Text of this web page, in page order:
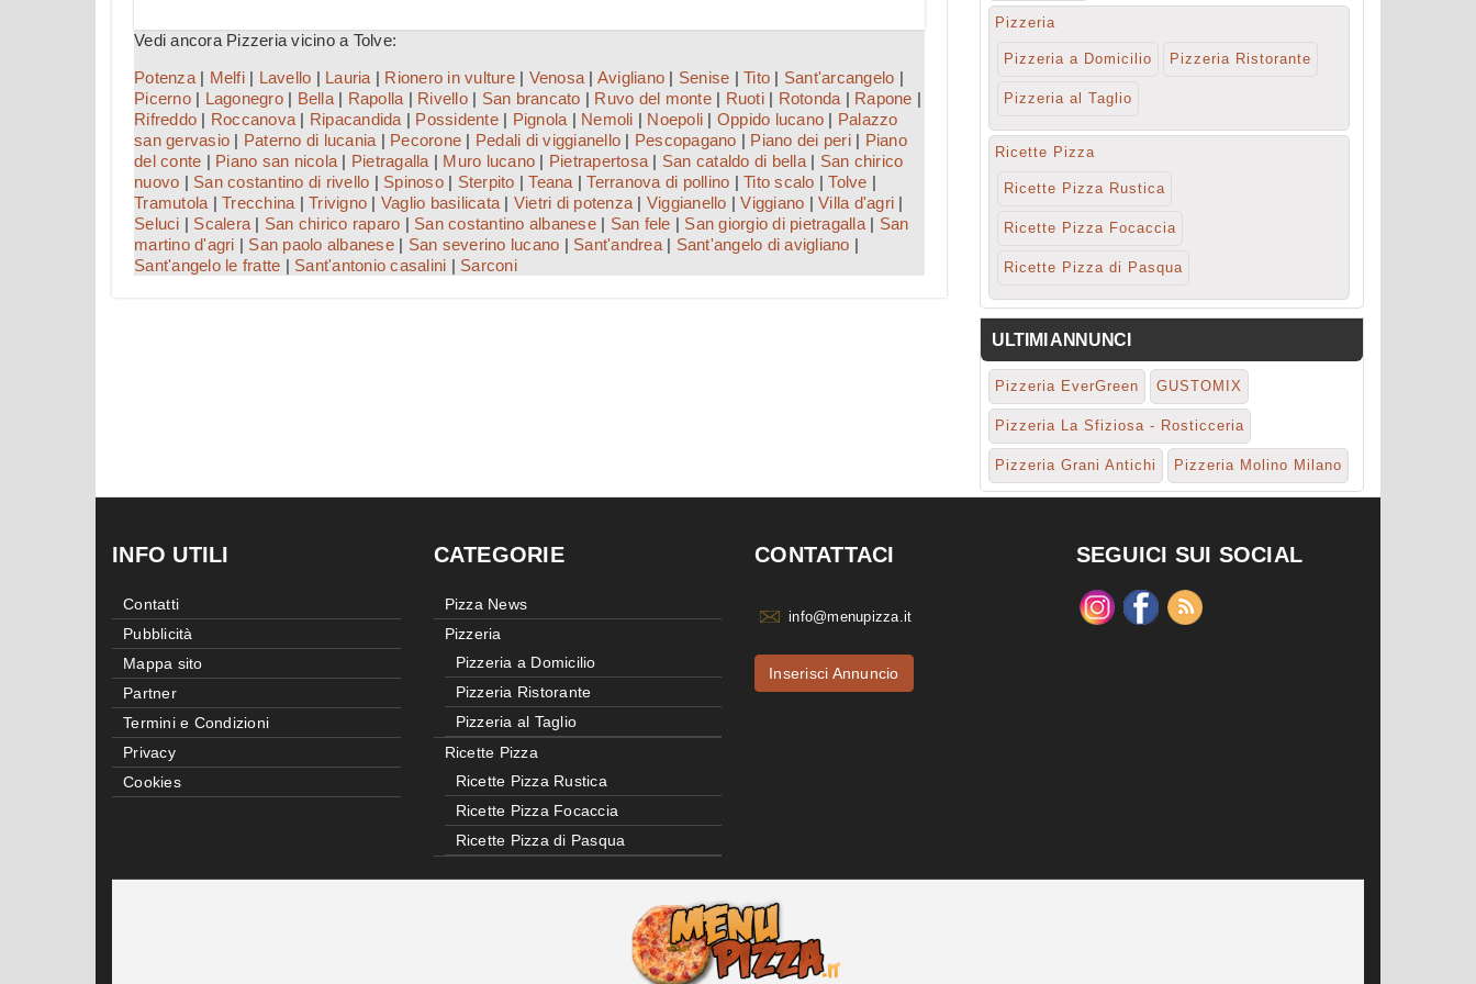
Vedi ancora Pizzeria vicino a Tolve:
Potenza| Melfi| Lavello | Lauria | Rionero in vulture| Venosa | Avigliano | Senise | Tito | Sant'arcangelo |
Picerno| Lagonegro| Bella| Rapolla | Rivello| San brancato | Ruvo del monte| Ruoti| Rotonda | Rapone |
Rifreddo | Roccanova | Ripacandida | Possidente| Pignola | Nemoli | Noepoli | Oppido lucano | Palazzo
san gervasio | Paterno di lucania | Pecorone | Pedali di viggianello | Pescopagano | Piano dei peri| Piano
del conte | Piano san nicola | Pietragalla | Muro lucano | Pietrapertosa | San cataldo di bella| San chirico
nuovo | San costantino di rivello | Spinoso| Sterpito |Teana |Terranova di pollino | Tito scalo |Tolve |
Tramutola | Trecchina | Trivigno | Vaglio basilicata | Vietri di potenza | Viggianello |Viggiano | Villa d'agri |
Seluci | Scalera | San chirico raparo | San costantino albanese| San fele | San giorgio di pietragalla| San
martino d'agri | San paolo albanese| San severino lucano | Sant'andrea| Sant'angelo di avigliano |
Sant'angelo le fratte | Sant'antonio casalini | Sarconi
Pizzeria
Pizzeria a Domicilio Pizzeria Ristorante
Pizzeria al Taglio
Ricette Pizza
Ricette Pizza Rustica
Ricette Pizza Focaccia
Ricette Pizza di Pasqua
ULTIMI ANNUNCI
Pizzeria EverGreen GUSTOMIX
Pizzeria La Sfiziosa - Rosticceria
Pizzeria Grani Antichi Pizzeria Molino Milano
INFO UTILI
Contatti
Pubblicità
Mappa sito
Partner
Termini e Condizioni
Privacy
Cookies
CATEGORIE
Pizza News
Pizzeria
Pizzeria a Domicilio
Pizzeria Ristorante
Pizzeria al Taglio
Ricette Pizza
Ricette Pizza Rustica
Ricette Pizza Focaccia
Ricette Pizza di Pasqua
CONTATTACI
info@menupizza.it
Inserisci Annuncio
SEGUICI SUI SOCIAL